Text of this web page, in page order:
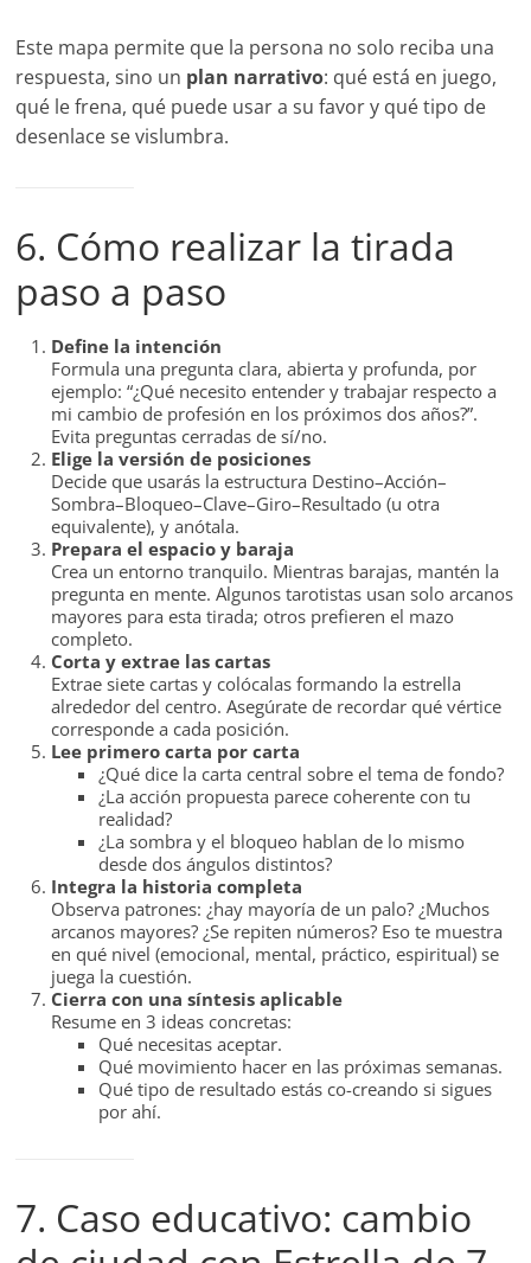
Este mapa permite que la persona no solo reciba una
respuesta, sino un plan narrativo: qué está en juego,
qué le frena, qué puede usar a su favor y qué tipo de
desenlace se vislumbra.
6. Cómo realizar la tirada
paso a paso
Define la intención
Formula una pregunta clara, abierta y profunda, por
ejemplo: “¿Qué necesito entender y trabajar respecto a
mi cambio de profesión en los próximos dos años?”.
Evita preguntas cerradas de sí/no.
Elige la versión de posiciones
Decide que usarás la estructura Destino–Acción–
Sombra–Bloqueo–Clave–Giro–Resultado (u otra
equivalente), y anótala.
Prepara el espacio y baraja
Crea un entorno tranquilo. Mientras barajas, mantén la
pregunta en mente. Algunos tarotistas usan solo arcanos
mayores para esta tirada; otros prefieren el mazo
completo.
Corta y extrae las cartas
Extrae siete cartas y colócalas formando la estrella
alrededor del centro. Asegúrate de recordar qué vértice
corresponde a cada posición.
Lee primero carta por carta
¿Qué dice la carta central sobre el tema de fondo?
¿La acción propuesta parece coherente con tu
realidad?
¿La sombra y el bloqueo hablan de lo mismo
desde dos ángulos distintos?
Integra la historia completa
Observa patrones: ¿hay mayoría de un palo? ¿Muchos
arcanos mayores? ¿Se repiten números? Eso te muestra
en qué nivel (emocional, mental, práctico, espiritual) se
juega la cuestión.
Cierra con una síntesis aplicable
Resume en 3 ideas concretas:
Qué necesitas aceptar.
Qué movimiento hacer en las próximas semanas.
Qué tipo de resultado estás co-creando si sigues
por ahí.
7. Caso educativo: cambio